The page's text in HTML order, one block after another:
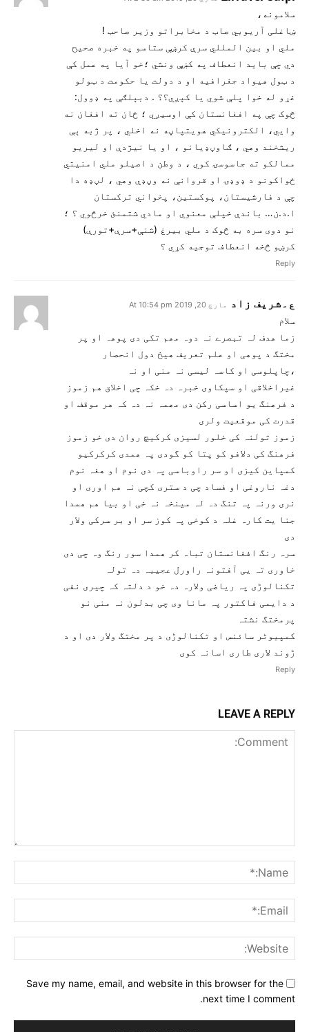
سلامونه،
ښاغلی آریوبي صاب د مخابراتو وزیر صاحب !
ملي او بین المللي سرې کرښې ستاسو په خبره صحيح
دي چې باید انعطاف په کښې ونشي ؛خو آیا په عمل کې
د ټول هیواد جغرافیه او د دولت یا حکومت د ټولو
غړو له خوا پلې شوي یا کېږي؟؟ . دبېلګې په ډوول:
څوک چې په افغانستان کې اوسيږي ؛ ځان ته افغان نه
وايي، الکترونیکي هویتپاڼه نه اخلي ، پر ژبه ېې
ریشخند وهي ، ګاوڼډیانو ، او یا نیژدې او لیریو
ممالکو ته جاسوسۍ کوي ، د وطن د اصیلو ملي امنیتي
ځواکونو د ډوډۍ او قروانې نه وڼډې وهي ، لڼډه دا
چې د فارشيستان، پوکستین، پخواني ترکستان
ا.د.ن… باندې خپلې معنوي او مادي شتمنئ خرڅوي ؟ ؛
نو دوی سره به څوک د ملي بیرغ (شنې+سرې+تورې)
کرښو څخه انعطاف توجیه کړي ؟
Reply
ع۔شریف زاد مارچ 20, 2019 At 10:54 pm
سلام
زما ھدف لہ تبصرے نہ دوہ مھم تکی دی پوھہ او پر
مختگ د پوھی او علم تعریف ھیخ دول انحصار
،چاپلوسی او کاسہ لیسی نہ منی او نہ
غیراخلاقی او سپکاوی خبرہ دہ خکہ چی اخلاق ھم زموز
د فرھنگ یو اساسی رکن دی مھمہ نہ دہ کہ ھر موقف او
قدرت کی موقعیت ولری
زموز تولنہ کی خلور لسیزی کرکیچ روان دی خو زموز
فرھنگ کی دلافو کو پتا کو گودی پہ ھمدی کرکرکیو
کمپاین کیزی او سر راوباسی پہ دی نوم او ھغہ نوم
دغہ ناروغی او فساد چی د ستری کچی نہ ھم اوری او
نری ورنہ پہ تنگ دہ لہ مینخہ نہ خی او بیا ھم ھمدا
جنا یت کارہ غلہ د کوخی پہ کوز سر او بر سرکی ولار
دی
سرہ رنگ افغانستان تباہ کر ھمدا سور رنگ وہ چی دی
خاوری تہ یی آفتونہ راورل عجیبہ دہ تولہ
تکنالوڑی پہ ریاضی ولارہ دہ خو د دلتہ کہ چیری نفی
د دایمی فاکتور پہ مانا وی چی بدلون نہ منی نو
پرمختگ نشتہ
کمپیوٹر سائنس او تکنالوڑی د پر مختگ ولار دی او د
ڑوند لاری طاری اسانہ کوی
Reply
LEAVE A REPLY
Save my name, email, and website in this browser for the
next time I comment.